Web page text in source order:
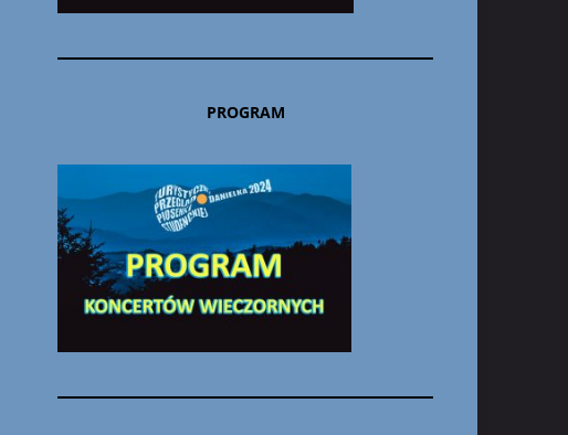
PROGRAM